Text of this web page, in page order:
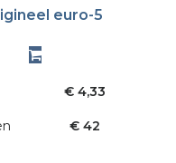
euro-5
€ 4,33
€ 42